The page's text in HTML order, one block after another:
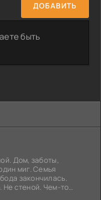
ДОБАВИТЬ
быть
Дом, заботы,
миг. Семья
закончилась.
Не стеной. Чем-то